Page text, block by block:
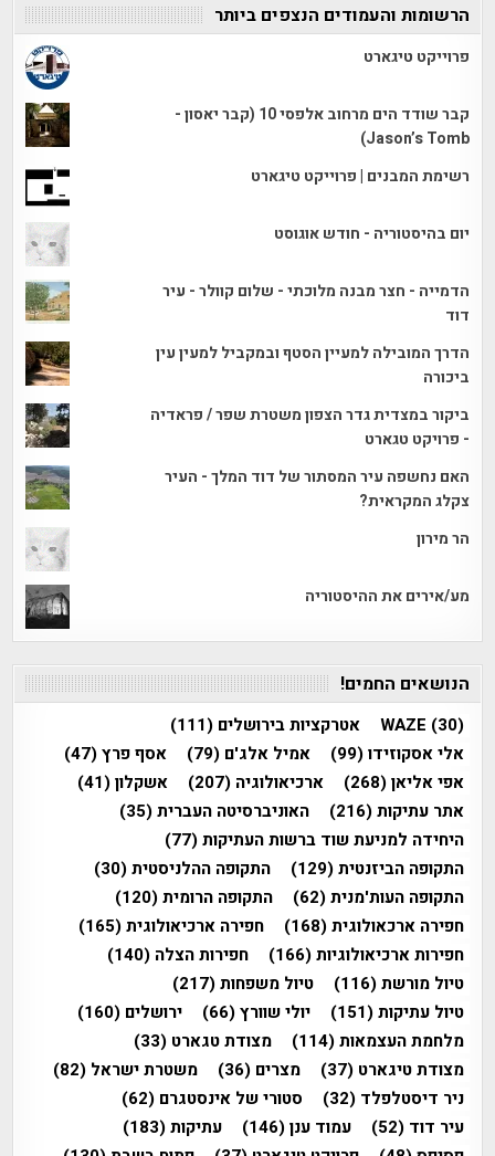
הרשומות והעמודים הנצפים ביותר
פרוייקט טיגארט
קבר שודד הים מרחוב אלפסי 10 (קבר יאסון -
Jason’s Tomb)
רשימת המבנים | פרוייקט טיגארט
יום בהיסטוריה - חודש אוגוסט
הדמייה - חצר מבנה מלוכתי - שלום קוולר - עיר
דוד
הדרך המובילה למעיין הסטף ובמקביל למעין עין
ביכורה
ביקור במצדית גדר הצפון משטרת שפר / פראדיה
- פרויקט טגארט
האם נחשפה עיר המסתור של דוד המלך - העיר
צקלג המקראית?
הר מירון
מע/אירים את ההיסטוריה
הנושאים החמים!
WAZE (30) אטרקציות בירושלים (111)
אלי אסקוזידו(99) אמיל אלג'ם (79) אסף פרץ(47)
אפי אליאן(268) ארכיאולוגיה (207) אשקלון(41)
אתר עתיקות(216) האוניברסיטה העברית(35)
היחידה למניעת שוד ברשות העתיקות(77)
התקופה הביזנטית(129) התקופה ההלניסטית(30)
התקופה העות'מנית(62) התקופה הרומית(120)
חפירה ארכאולוגית(168) חפירה ארכיאולוגית(165)
חפירות ארכיאולוגיות(166) חפירות הצלה (140)
טיול מורשת(116) טיול משפחות(217)
טיול עתיקות(151) יולי שוורץ(66) ירושלים (160)
מלחמת העצמאות(114) מצודת טגארט (33)
מצודת טיגארט (37) מצרים (36) משטרת ישראל (82)
ניר דיסטלפלד (32) סטורי של אינסטגרם (62)
עיר דוד (52) עמוד ענן(146) עתיקות(183)